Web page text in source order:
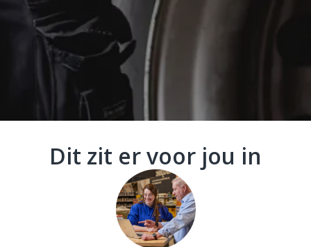
Dit zit er voor jou in